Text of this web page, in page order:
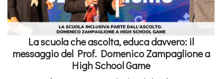
La scuola che ascolta, educa davvero: il
messaggio del Prof. Domenico Zampaglione a
High School Game